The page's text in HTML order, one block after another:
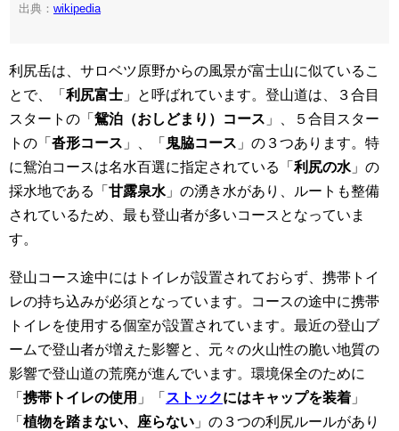
出典： wikipedia
利尻岳は、サロベツ原野からの風景が富士山に似ているこ
とで、「 利尻富士 」と呼ばれています。登山道は、３合目
スタートの「 鴛泊（おしどまり）コース 」、５合目スター
トの「 沓形コース 」、「 鬼脇コース 」の３つあります。特
に鴛泊コースは名水百選に指定されている「 利尻の水 」の
採水地である「 甘露泉水 」の湧き水があり、ルートも整備
されているため、最も登山者が多いコースとなっていま
す。
登山コース途中にはトイレが設置されておらず、携帯トイ
レの持ち込みが必須となっています。コースの途中に携帯
トイレを使用する個室が設置されています。最近の登山ブ
ームで登山者が増えた影響と、元々の火山性の脆い地質の
影響で登山道の荒廃が進んでいます。環境保全のために
「 携帯トイレの使用 」「 ストックにはキャップを装着 」
「 植物を踏まない、座らない 」の３つの利尻ルールがあり